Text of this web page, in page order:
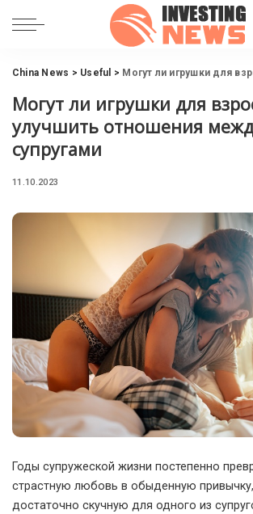
China News > Useful > Могут ли игрушки для взрослых
Могут ли игрушки для
улучшить отношения
супругами
11.10.2023
Годы супружеской жизни постепенно
страстную любовь в обыденную
достаточно скучную для одного из